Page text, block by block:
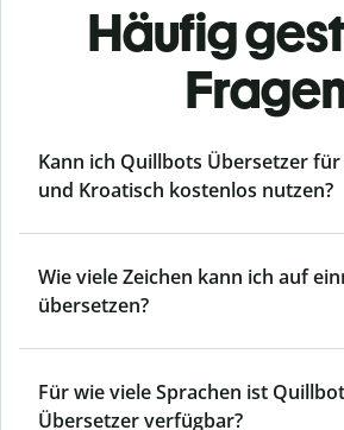
Häufig
Kann ich Quillbots Übersetzer für
und Kroatisch kostenlos nutzen?
Wie viele Zeichen kann ich auf
übersetzen?
Für wie viele Sprachen ist
Übersetzer verfügbar?